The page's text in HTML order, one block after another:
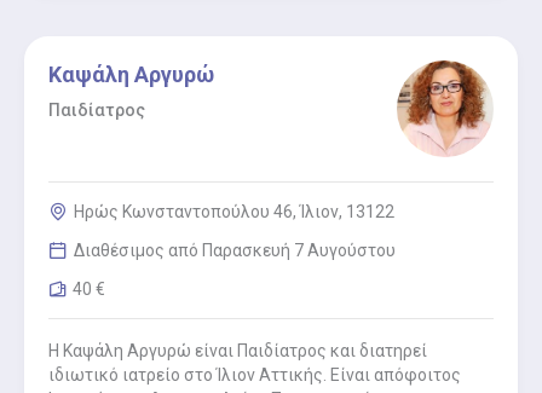
Καψάλη Αργυρώ
Παιδίατρος
Ηρώς Κωνσταντοπούλου 46, Ίλιον, 13122
Διαθέσιμος από Παρασκευή 7 Αυγούστου
40 €
Η Καψάλη Αργυρώ είναι Παιδίατρος και διατηρεί
ιδιωτικό ιατρείο στο Ίλιον Αττικής. Είναι απόφοιτος